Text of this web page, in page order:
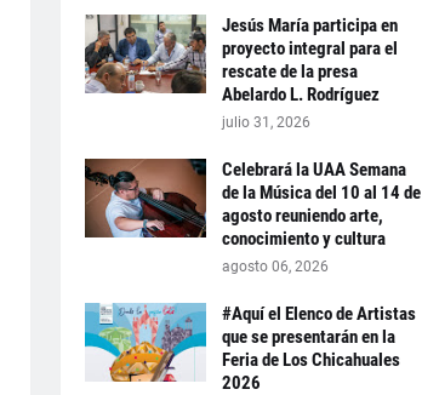
Jesús María participa en
proyecto integral para el
rescate de la presa
Abelardo L. Rodríguez
julio 31, 2026
Celebrará la UAA Semana
de la Música del 10 al 14 de
agosto reuniendo arte,
conocimiento y cultura
agosto 06, 2026
#Aquí el Elenco de Artistas
que se presentarán en la
Feria de Los Chicahuales
2026